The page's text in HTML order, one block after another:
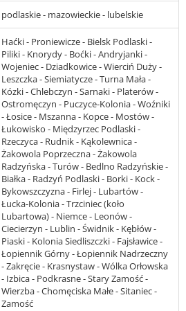
podlaskie - mazowieckie - lubelskie
Haćki - Proniewicze - Bielsk Podlaski -
Piliki - Knorydy - Boćki - Andryjanki -
Wojeniec - Dziadkowice - Wierciń Duży -
Leszczka - Siemiatycze - Turna Mała -
Kózki - Chlebczyn - Sarnaki - Platerów -
Ostromęczyn - Puczyce-Kolonia - Woźniki
- Łosice - Mszanna - Kopce - Mostów -
Łukowisko - Międzyrzec Podlaski -
Rzeczyca - Rudnik - Kąkolewnica -
Żakowola Poprzeczna - Żakowola
Radzyńska - Turów - Bedlno Radzyńskie -
Białka - Radzyń Podlaski - Borki - Kock -
Bykowszczyzna - Firlej - Lubartów -
Łucka-Kolonia - Trzciniec (koło
Lubartowa) - Niemce - Leonów -
Ciecierzyn - Lublin - Świdnik - Kębłów -
Piaski - Kolonia Siedliszczki - Fajsławice -
Łopiennik Górny - Łopiennik Nadrzeczny
- Zakręcie - Krasnystaw - Wólka Orłowska
- Izbica - Podkrasne - Stary Zamość -
Wierzba - Chomęciska Małe - Sitaniec -
Zamość